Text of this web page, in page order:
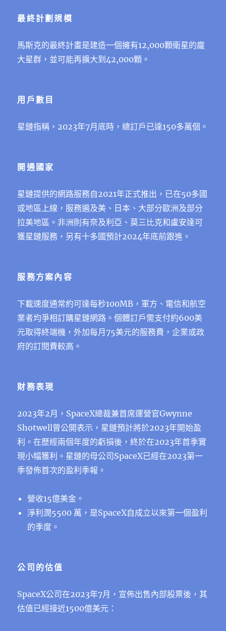
最終計劃規模
馬斯克的最終計畫是建造一個擁有12,000顆衛星的龐
大星群，並可能再擴大到42,000顆。
用戶數目
星鏈指稱，2023年7月底時，總訂⼾已達150多萬個。
開通國家
星鏈提供的網路服務⾃2021年正式推出，已在50多國
或地區上線，服務遍及美、⽇本、⼤部分歐洲及部分
拉美地區。非洲則有奈及利亞、莫三比克和盧安達可
獲星鏈服務，另有⼗多國預計2024年底前跟進。
服務方案內容
下載速度通常約可達每秒100MB，軍⽅、電信和航空
業者均爭相訂購星鏈網路。個體訂⼾需⽀付約600美
元取得終端機，外加每⽉75美元的服務費，企業或政
府的訂閱費較⾼。
財務表現
2023年2月，SpaceX總裁兼首席運營官Gwynne
Shotwell曾公開表示，星鏈預計將於2023年開始盈
利。在歷經兩個年度的虧損後，終於在2023年⾸季實
現⼩幅獲利。星鏈的母公司SpaceX已經在2023第一
季發佈首次的盈利季報。
營收15億美金。
淨利潤5500 萬，是SpaceX自成立以來第一個盈利
的季度。
公司的估值
SpaceX公司在2023年7月，宣佈出售內部股票後，其
估值已經接近1500億美元：